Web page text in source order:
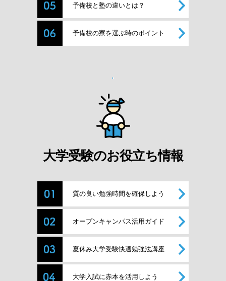
予備校と塾の違いとは？
予備校の寮を選ぶ時のポイント
大学受験のお役立ち情報
質の良い勉強時間を確保しよう
オープンキャンパス活用ガイド
夏休み大学受験快適勉強法講座
大学入試に赤本を活用しよう